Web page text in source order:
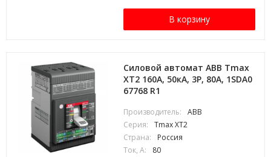
В корзину
Силовой автомат ABB Tmax
XT2 160А, 50кА, 3P, 80А, 1SDA0
67768 R1
Производитель:
ABB
Серия:
Tmax XT2
Страна:
Россия
Ток, А:
80